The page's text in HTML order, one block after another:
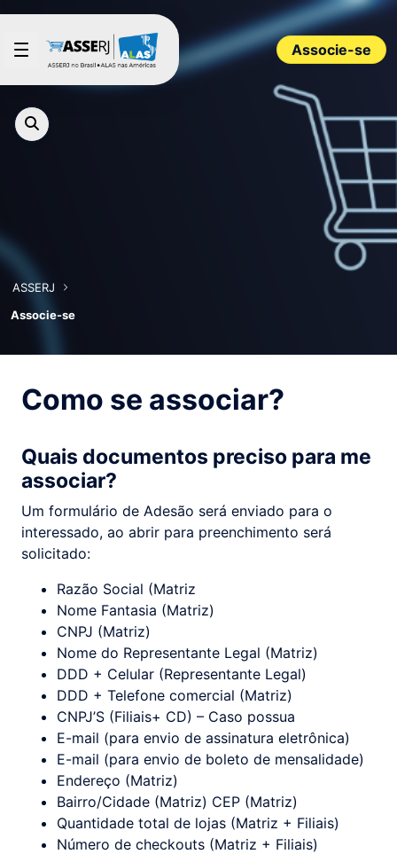
Pular para o Conteúdo principal
Associe-se
ASSERJ
Associe-se
Como se associar?
Quais documentos preciso para me
associar?
Um formulário de Adesão será enviado para o
interessado, ao abrir para preenchimento será
solicitado:
Razão Social (Matriz
Nome Fantasia (Matriz)
CNPJ (Matriz)
Nome do Representante Legal (Matriz)
DDD + Celular (Representante Legal)
DDD + Telefone comercial (Matriz)
CNPJ’S (Filiais+ CD) – Caso possua
E-mail (para envio de assinatura eletrônica)
E-mail (para envio de boleto de mensalidade)
Endereço (Matriz)
Bairro/Cidade (Matriz) CEP (Matriz)
Quantidade total de lojas (Matriz + Filiais)
Número de checkouts (Matriz + Filiais)